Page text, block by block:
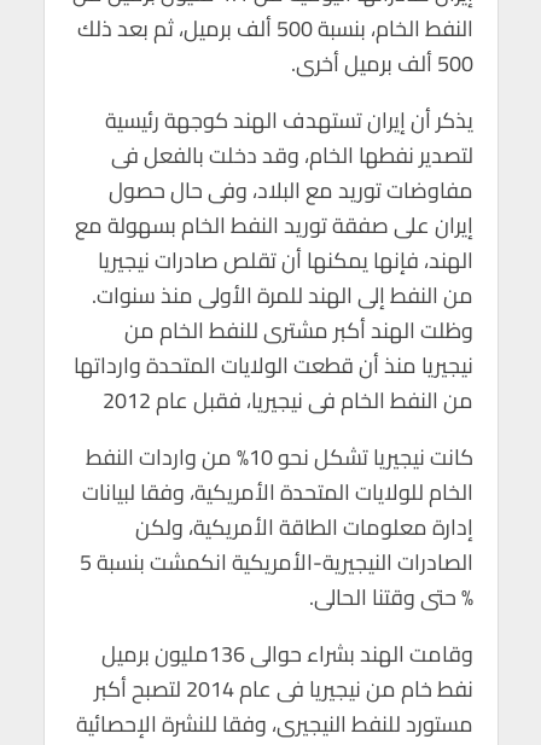
النفط الخام، بنسبة 500 ألف برميل، ثم بعد ذلك
500 ألف برميل أخرى.
يذكر أن إيران تستهدف الهند كوجهة رئيسية
لتصدير نفطها الخام، وقد دخلت بالفعل فى
مفاوضات توريد مع البلاد، وفى حال حصول
إيران على صفقة توريد النفط الخام بسهولة مع
الهند، فإنها يمكنها أن تقلص صادرات نيجيريا
من النفط إلى الهند للمرة الأولى منذ سنوات.
وظلت الهند أكبر مشترى للنفط الخام من
نيجيريا منذ أن قطعت الولايات المتحدة وارداتها
من النفط الخام فى نيجيريا، فقبل عام 2012
كانت نيجيريا تشكل نحو 10% من واردات النفط
الخام للولايات المتحدة الأمريكية، وفقا لبيانات
إدارة معلومات الطاقة الأمريكية، ولكن
الصادرات النيجيرية-الأمريكية انكمشت بنسبة 5
% حتى وقتنا الحالى.
وقامت الهند بشراء حوالى 136مليون برميل
نفط خام من نيجيريا فى عام 2014 لتصبح أكبر
مستورد للنفط النيجيرى، وفقا للنشرة الإحصائية